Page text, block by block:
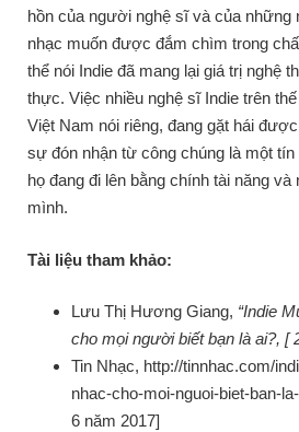
hồn của người nghệ sĩ và của những
nhạc muốn được đắm chìm trong
thể nói Indie đã mang lại giá trị nghệ
thực. Việc nhiều nghệ sĩ Indie trên
Việt Nam nói riêng, đang gặt hái
sự đón nhận từ công chúng là một
họ đang đi lên bằng chính tài năng
mình.
Tài liệu tham khảo:
Lưu Thị Hương Giang, “Indie
cho mọi người biết bạn là ai?, [
Tin Nhạc, http://tinnhac.com/
nhac-cho-moi-nguoi-biet-ban-
6 năm 2017]